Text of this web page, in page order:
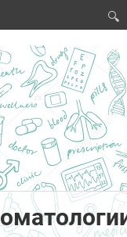
🔍